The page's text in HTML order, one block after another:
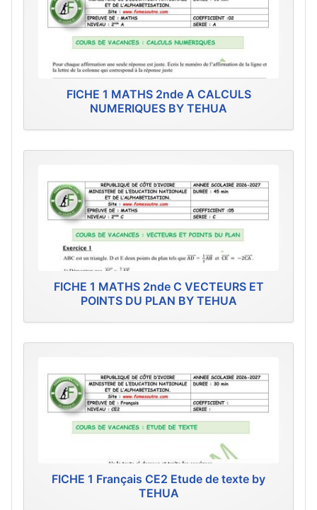
FICHE 1 MATHS 2nde A CALCULS
NUMERIQUES BY TEHUA
FICHE 1 MATHS 2nde C VECTEURS ET
POINTS DU PLAN BY TEHUA
FICHE 1 Français CE2 Etude de texte by
TEHUA